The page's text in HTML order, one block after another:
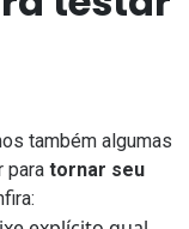
também algumas
para tornar seu